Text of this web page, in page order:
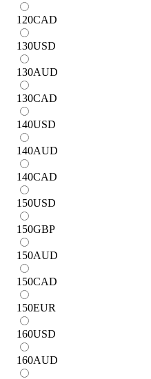
120CAD
130USD
130AUD
130CAD
140USD
140AUD
140CAD
150USD
150GBP
150AUD
150CAD
150EUR
160USD
160AUD